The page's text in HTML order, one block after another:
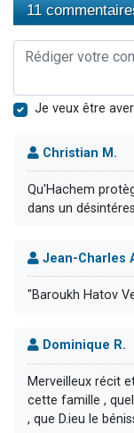
11
Je veux être
Christian M.
Qu'Hachem
dans un
Jean-Charles
"Baroukh Hatov
Dominique R.
Merveilleux récit
cette famille ,
, que D.ieu le